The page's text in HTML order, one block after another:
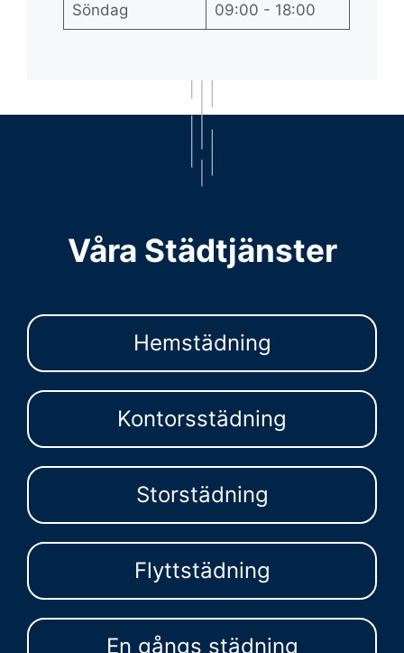
Söndag 09:00 - 18:00
Våra Städtjänster
Hemstädning
Kontorsstädning
Storstädning
Flyttstädning
En gångs städning